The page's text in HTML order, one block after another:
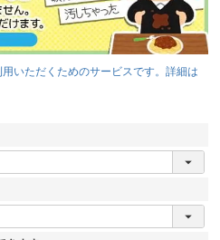
いただくためのサービスです。詳細は